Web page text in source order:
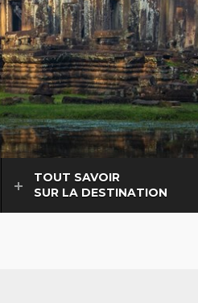
TOUT SAVOIR
SUR LA DESTINATION